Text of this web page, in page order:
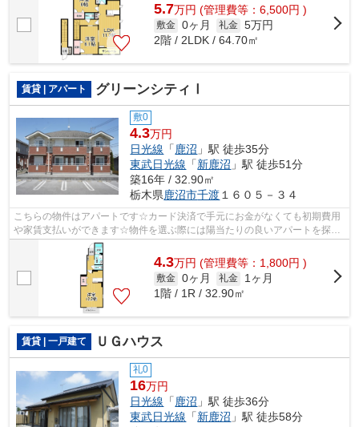
5.7万円 (管理費等：6,500円 )
敷金 0ヶ月 礼金 5万円
2階 / 2LDK / 64.70㎡
賃貸 | アパート グリーンシティⅠ
敷0
4.3万円
日光線 「鹿沼 」駅 徒歩35分
東武日光線 「新鹿沼 」駅 徒歩51分
築16年 / 32.90㎡
栃木県鹿沼市千渡 １６０５－３４
こちらの物件はアパートです☆カード決済で手元にお金がなくても初期費用
や家賃支払いができます☆物件を選ぶ際には陽当たりの良いアパートを探し
たいですね☆今回はそんな物件をご用意致...
4.3万円 (管理費等：1,800円 )
敷金 0ヶ月 礼金
1ヶ月
1階 / 1R / 32.90㎡
賃貸 | 一戸建て ＵＧハウス
礼0
16万円
日光線 「鹿沼 」駅 徒歩36分
東武日光線 「新鹿沼 」駅 徒歩58分